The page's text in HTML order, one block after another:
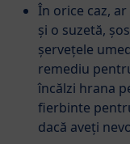
În orice caz,
și o suzetă,
șervețele
remediu
încălzi hrana
fierbinte
dacă aveți